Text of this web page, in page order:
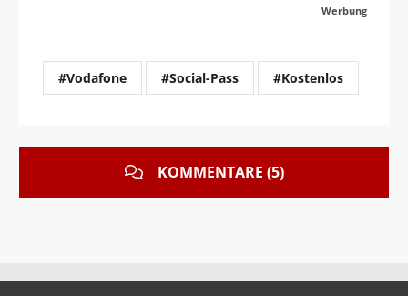
Werbung
#Vodafone #Social-Pass #Kostenlos
KOMMENTARE (5)